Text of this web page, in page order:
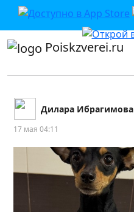
Poiskzverei.ru
Дилара Ибрагимова
17 мая 04:11